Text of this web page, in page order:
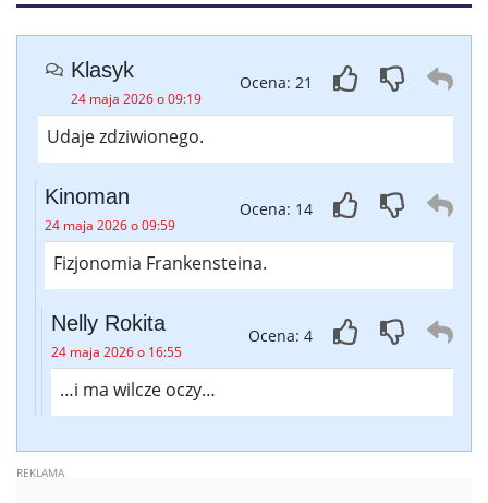
Klasyk
24 maja 2026 o 09:19
Ocena: 21
Udaje zdziwionego.
Kinoman
24 maja 2026 o 09:59
Ocena: 14
Fizjonomia Frankensteina.
Nelly Rokita
24 maja 2026 o 16:55
Ocena: 4
…i ma wilcze oczy…